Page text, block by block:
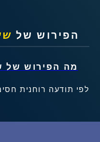
עלינו
הפירוש של
מה הפירוש של
לפי תודעה רוחנית